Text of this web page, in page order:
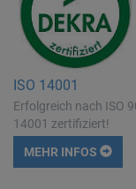
ISO 14001
Erfolgreich nach ISO
14001 zertifiziert!
MEHR INFOS